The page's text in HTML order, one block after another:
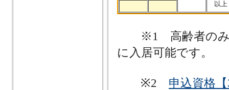
以上
※1 高齢者のみの
に入居可能です。
※2 申込資格